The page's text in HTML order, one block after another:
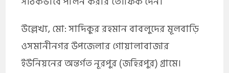
উল্লেখ্য, মো: সাদিকুর রহমান বাবলুদের মূলবাড়ি
ওসমানীনগর উপজেলার গোয়ালাবাজার
ইউনিয়নের অন্তর্গত নূরপুর (জহিরপুর) গ্রামে।